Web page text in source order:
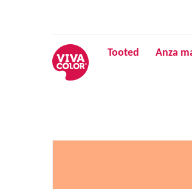
Tooted Anza